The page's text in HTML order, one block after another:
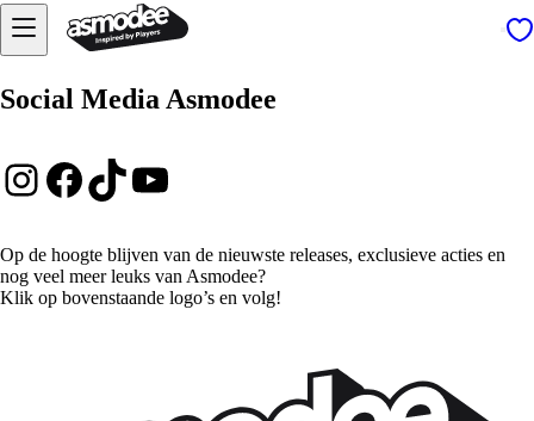
Social Media Asmodee
Instagram
Facebook
TikTok
YouTube
Op de hoogte blijven van de nieuwste releases, exclusieve acties en
nog veel meer leuks van Asmodee?
Klik op bovenstaande logo’s en volg!